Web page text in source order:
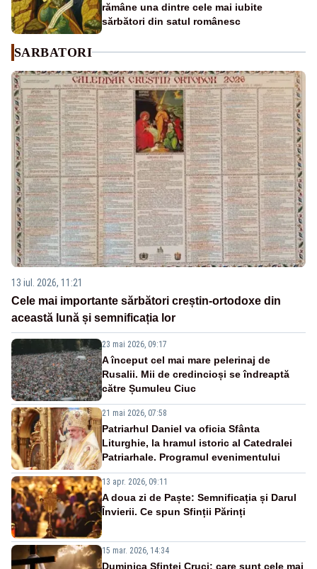
rămâne una dintre cele mai iubite
sărbători din satul românesc
SARBATORI
13 iul. 2026, 11:21
Cele mai importante sărbători creștin-ortodoxe din
această lună și semnificația lor
23 mai 2026, 09:17
A început cel mai mare pelerinaj de
Rusalii. Mii de credincioși se îndreaptă
către Șumuleu Ciuc
21 mai 2026, 07:58
Patriarhul Daniel va oficia Sfânta
Liturghie, la hramul istoric al Catedralei
Patriarhale. Programul evenimentului
13 apr. 2026, 09:11
A doua zi de Paște: Semnificația și Darul
Învierii. Ce spun Sfinții Părinți
15 mar. 2026, 14:34
Duminica Sfintei Cruci: care sunt cele mai